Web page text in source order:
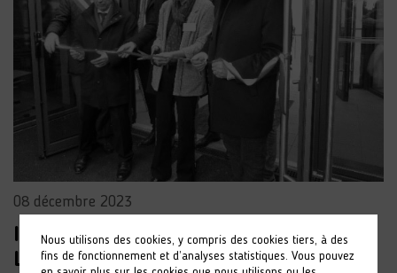
08 décembre 2023
Inauguration du nouveau site du
Londeau
Nous utilisons des cookies, y compris des cookies tiers, à des
fins de fonctionnement et d’analyses statistiques. Vous pouvez